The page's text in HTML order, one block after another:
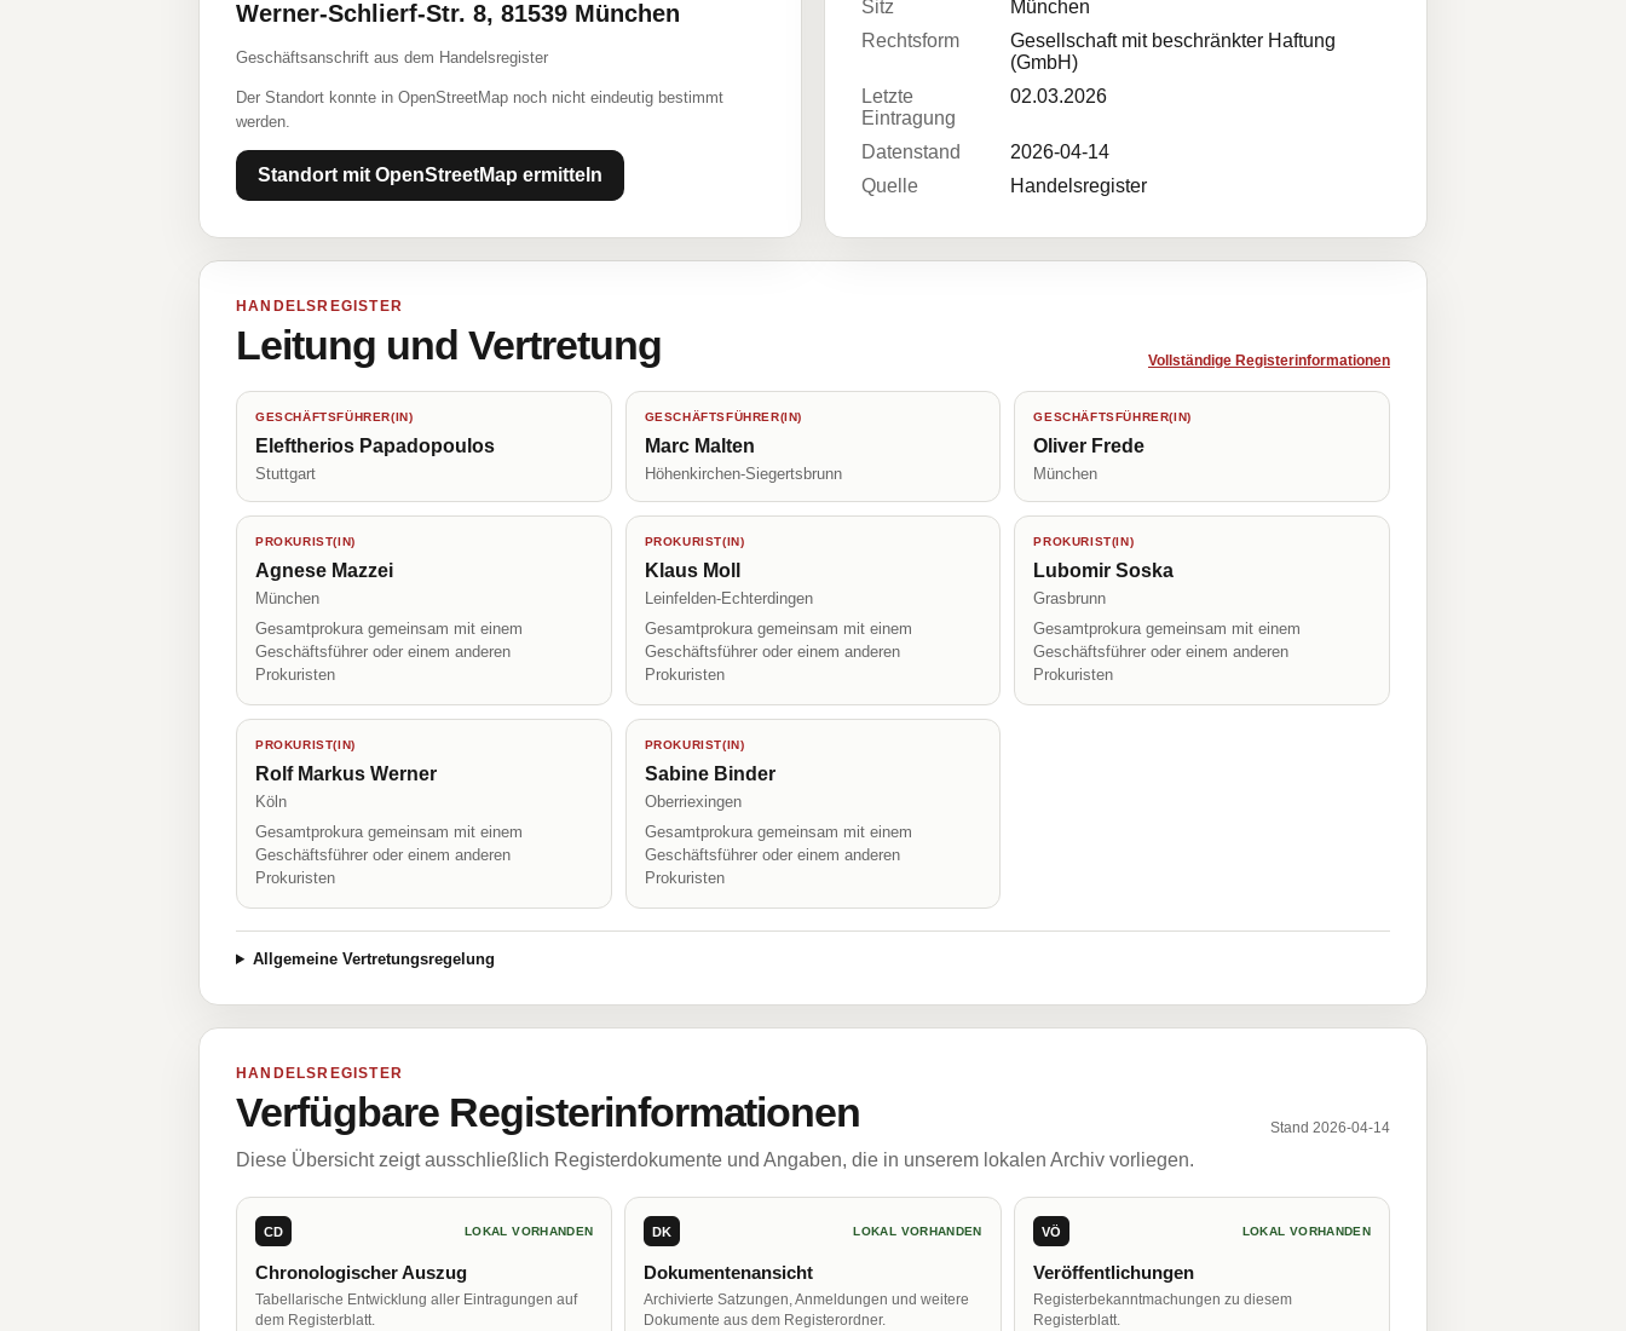
Werner-Schlierf-Str. 8, 81539 München
Geschäftsanschrift aus dem Handelsregister
Der Standort konnte in OpenStreetMap noch nicht eindeutig bestimmt
werden.
Standort mit OpenStreetMap ermitteln
Sitz
München
Rechtsform
Gesellschaft mit beschränkter Haftung
(GmbH)
Letzte
Eintragung
02.03.2026
Datenstand
2026-04-14
Quelle
Handelsregister
HANDELSREGISTER
Leitung und Vertretung Vollständige Registerinformationen
GESCHÄFTSFÜHRER(IN)
Eleftherios Papadopoulos
Stuttgart
GESCHÄFTSFÜHRER(IN)
Marc Malten
Höhenkirchen-Siegertsbrunn
GESCHÄFTSFÜHRER(IN)
Oliver Frede
München
PROKURIST(IN)
Agnese Mazzei
München
Gesamtprokura gemeinsam mit einem
Geschäftsführer oder einem anderen
Prokuristen
PROKURIST(IN)
Klaus Moll
Leinfelden-Echterdingen
Gesamtprokura gemeinsam mit einem
Geschäftsführer oder einem anderen
Prokuristen
PROKURIST(IN)
Lubomir Soska
Grasbrunn
Gesamtprokura gemeinsam mit einem
Geschäftsführer oder einem anderen
Prokuristen
PROKURIST(IN)
Rolf Markus Werner
Köln
Gesamtprokura gemeinsam mit einem
Geschäftsführer oder einem anderen
Prokuristen
PROKURIST(IN)
Sabine Binder
Oberriexingen
Gesamtprokura gemeinsam mit einem
Geschäftsführer oder einem anderen
Prokuristen
Allgemeine Vertretungsregelung
HANDELSREGISTER
Verfügbare Registerinformationen Stand 2026-04-14
Diese Übersicht zeigt ausschließlich Registerdokumente und Angaben, die in unserem lokalen Archiv vorliegen.
CD LOKAL VORHANDEN
Chronologischer Auszug
Tabellarische Entwicklung aller Eintragungen auf
dem Registerblatt.
DK LOKAL VORHANDEN
Dokumentenansicht
Archivierte Satzungen, Anmeldungen und weitere
Dokumente aus dem Registerordner.
VÖ LOKAL VORHANDEN
Veröffentlichungen
Registerbekanntmachungen zu diesem
Registerblatt.